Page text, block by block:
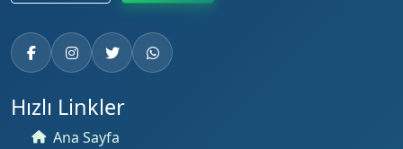
Hızlı Linkler
Ana Sayfa